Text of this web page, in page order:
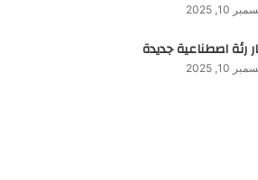
10, 2025
رئة اصطناعية جديدة
10, 2025